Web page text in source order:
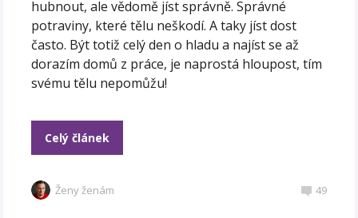
hubnout, ale vědomě jíst správně. Správné
potraviny, které tělu neškodí. A taky jíst dost
často. Být totiž celý den o hladu a najíst se až
dorazím domů z práce, je naprostá hloupost, tím
svému tělu nepomůžu!
Celý článek
Ženy ženám 49